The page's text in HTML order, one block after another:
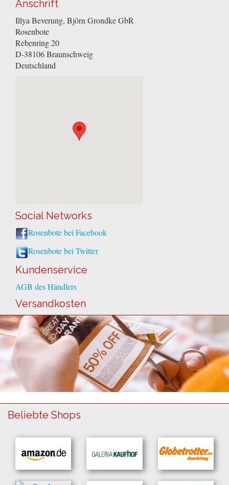
Anschrift
Illya Beverung, Björn Grondke GbR
Rosenbote
Rebenring 20
D-38106Braunschweig
Deutschland
Social Networks
Rosenbote bei Facebook
Rosenbote bei Twitter
Kundenservice
AGB des Händlers
Versandkosten
Beliebte Shops